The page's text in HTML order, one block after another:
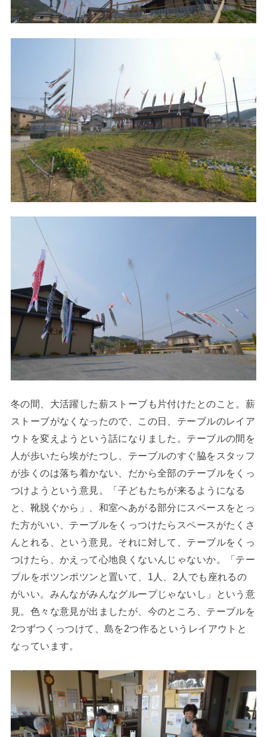
冬の間、大活躍した薪ストーブも片付けたとのこと。薪
ストーブがなくなったので、この日、テーブルのレイア
ウトを変えようという話になりました。テーブルの間を
人が歩いたら埃がたつし、テーブルのすぐ脇をスタッフ
が歩くのは落ち着かない、だから全部のテーブルをくっ
つけようという意見。「子どもたちが来るようになる
と、靴脱ぐから」、和室へあがる部分にスペースをとっ
た方がいい、テーブルをくっつけたらスペースがたくさ
んとれる、という意見。それに対して、テーブルをくっ
つけたら、かえって心地良くないんじゃないか。「テー
ブルをポツンポツンと置いて、1人、2人でも座れるの
がいい。みんながみんなグループじゃないし」という意
見。色々な意見が出ましたが、今のところ、テーブルを
2つずつくっつけて、島を2つ作るというレイアウトと
なっています。